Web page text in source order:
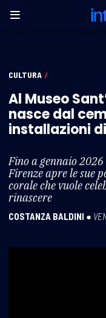
CULTURA /
Al Museo
nasce dal
installazioni
Fino a gennaio
Firenze apre le sue
corale che vuole
rinascere
COSTANZA BALDINI ●